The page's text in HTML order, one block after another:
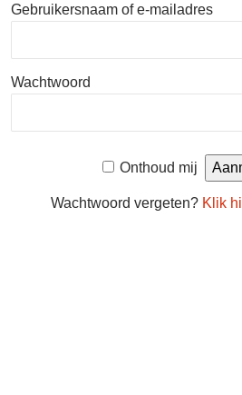
Gebruikersnaam of e-mailadres
Wachtwoord
Onthoud mij
Wachtwoord vergeten? Klik